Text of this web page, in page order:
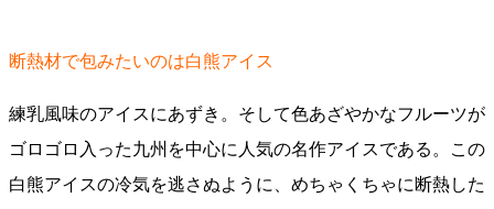
断熱材で包みたいのは白熊アイス
練乳風味のアイスにあずき。そして色あざやかなフルーツが
ゴロゴロ入った九州を中心に人気の名作アイスである。この
白熊アイスの冷気を逃さぬように、めちゃくちゃに断熱した